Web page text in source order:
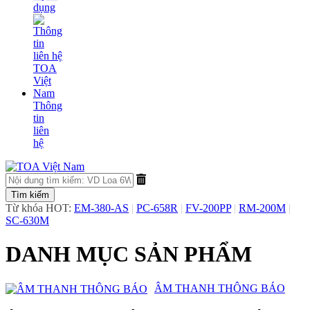
dụng
Thông
tin
liên
hệ
Từ khóa HOT: EM-380-AS | PC-658R | FV-200PP | RM-200M |
SC-630M
DANH MỤC SẢN PHẨM
​ÂM THANH THÔNG BÁO